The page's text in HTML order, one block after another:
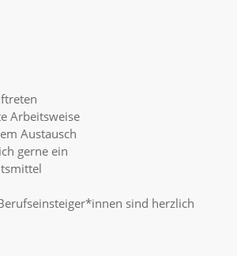
Arbeitsweise
Austausch
gerne ein
sind herzlich